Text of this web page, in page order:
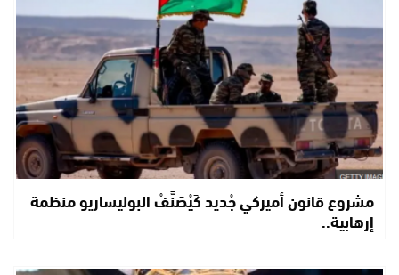
مشروع قانون أميركي جْديد كَيْصَنَّفْ البوليساريو منظمة
إرهابية..